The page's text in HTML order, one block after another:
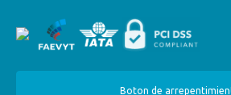
Boton de